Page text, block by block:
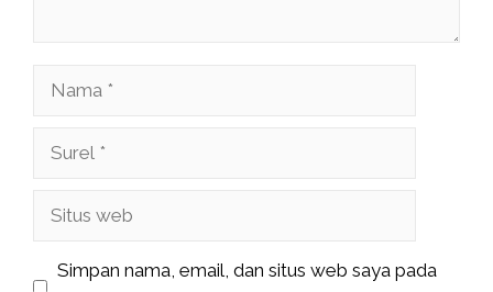
Nama
Surel
Situs
Simpan nama, email, dan situs web saya pada